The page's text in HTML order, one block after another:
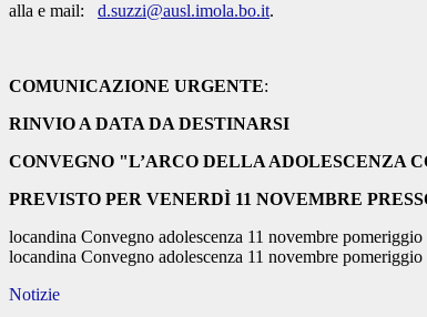
alla e mail: d.suzzi@ausl.imola.bo.it.
COMUNICAZIONE URGENTE:
RINVIO A DATA DA DESTINARSI
CONVEGNO "L’ARCO DELLA ADOLESCENZA
PREVISTO PER VENERDÌ 11 NOVEMBRE
locandina Convegno adolescenza 11 novembre
locandina Convegno adolescenza 11 novembre
Notizie